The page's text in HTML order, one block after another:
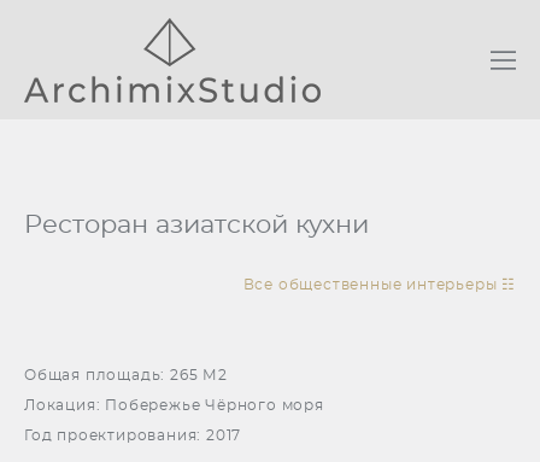
Ресторан азиатской кухни
Все общественные интерьеры ☷
Общая площадь: 265 М2
Локация: Побережье Чёрного моря
Год проектирования: 2017